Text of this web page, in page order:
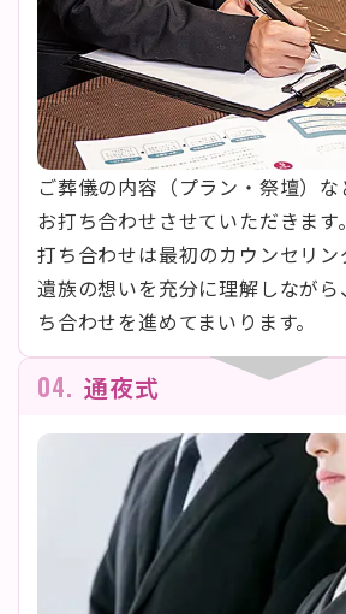
ご葬儀の内容（プラン・祭壇）
お打ち合わせさせていただきま
打ち合わせは最初のカウンセリ
遺族の想いを充分に理解しなが
ち合わせを進めてまいります。
04. 通夜式